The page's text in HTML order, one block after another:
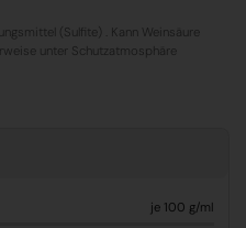
(Sulfite) . Kann Weinsäure
unter Schutzatmosphäre
je 100 g/ml